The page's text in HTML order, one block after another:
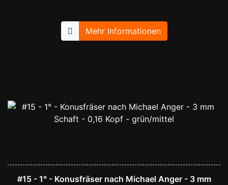
Mehr Informationen
#15 - 1° - Konusfräser nach Michael Anger - 3 mm